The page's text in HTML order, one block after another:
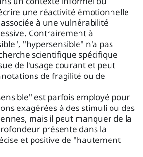
une réactivité émotionnelle
à une vulnérabilité
Contrairement à
"hypersensible" n'a pas
scientifique spécifique
de l'usage courant et peut
de fragilité ou de
est parfois employé pour
exagérées à des stimuli ou des
mais il peut manquer de la
présente dans la
et positive de "hautement